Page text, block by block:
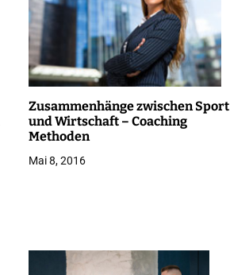
Zusammenhänge zwischen Sport
und Wirtschaft – Coaching
Methoden
Mai 8, 2016